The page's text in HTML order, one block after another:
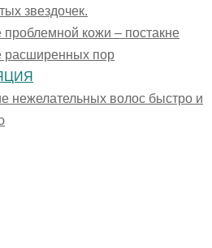
звездочек.
проблемной кожи – постакне
расширенных пор
нежелательных волос быстро и